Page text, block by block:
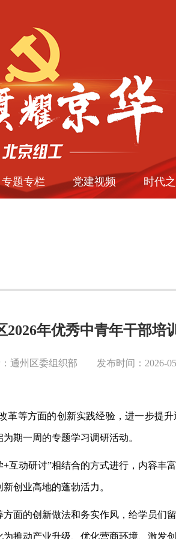
专题专栏 党建视频 时代
年优秀中青年干部培
通州区委组织部 发布时间：2026-
等方面的创新实践经验，进一步提
期一周的专题学习调研活动。
+互动研讨”相结合的方式进行，内容丰
创业高地的蓬勃活力。
面的创新做法和务实作风，给学员们
推动产业升级、优化营商环境、激发